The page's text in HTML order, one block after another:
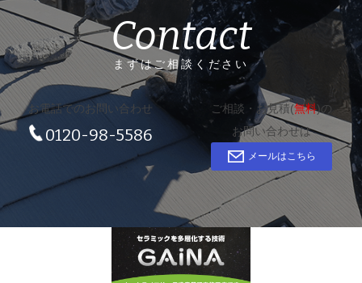
Contact
まずはご相談ください
お電話でのお問い合わせ
0120-98-5586
ご相談・お見積(無料)の
お問い合わせは
メールはこちら